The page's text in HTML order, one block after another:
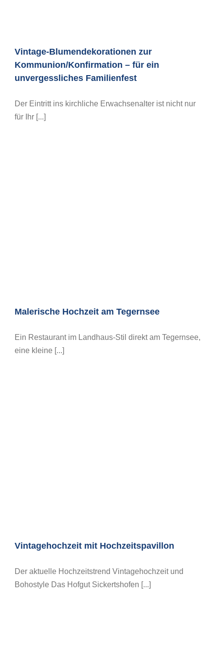
Vintage-Blumendekorationen zur
Kommunion/Konfirmation – für ein
unvergessliches Familienfest
Der Eintritt ins kirchliche Erwachsenalter ist nicht nur
für Ihr [...]
Malerische Hochzeit am Tegernsee
Ein Restaurant im Landhaus-Stil direkt am Tegernsee,
eine kleine [...]
Vintagehochzeit mit Hochzeitspavillon
Der aktuelle Hochzeitstrend Vintagehochzeit und
Bohostyle Das Hofgut Sickertshofen [...]